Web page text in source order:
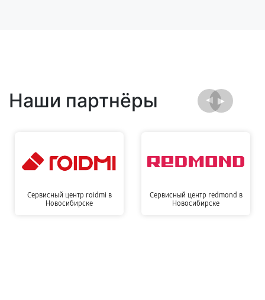
Наши партнёры
Сервисный центр roidmi в
Новосибирске
Сервисный центр redmond в
Новосибирске